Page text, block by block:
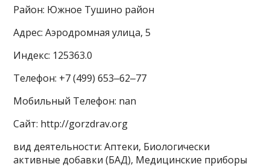
Район: Южное Тушино район
Адрес: Аэродромная улица, 5
Индекс: 125363.0
Телефон: +7 (499) 653‒62‒77
Мобильный Телефон: nan
Сайт: http://gorzdrav.org
вид деятельности: Аптеки, Биологически
активные добавки (БАД), Медицинские приборы